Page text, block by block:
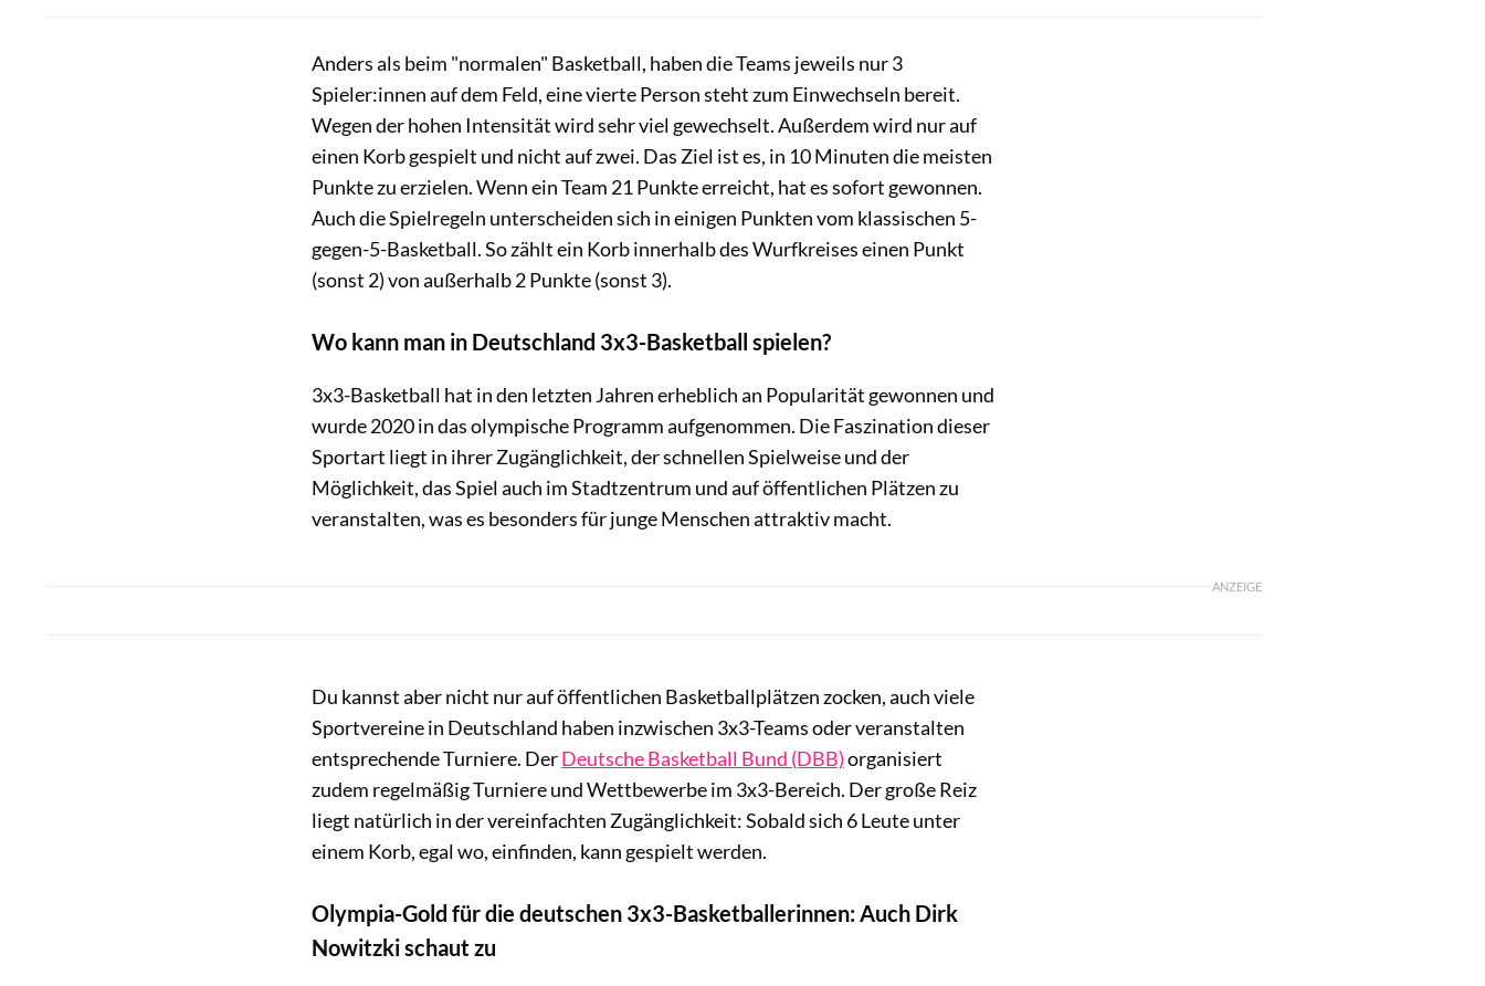
Anders als beim "normalen" Basketball, haben die Teams jeweils nur 3
Spieler:innen auf dem Feld, eine vierte Person steht zum Einwechseln bereit.
Wegen der hohen Intensität wird sehr viel gewechselt. Außerdem wird nur auf
einen Korb gespielt und nicht auf zwei. Das Ziel ist es, in 10 Minuten die meisten
Punkte zu erzielen. Wenn ein Team 21 Punkte erreicht, hat es sofort gewonnen.
Auch die Spielregeln unterscheiden sich in einigen Punkten vom klassischen 5-
gegen-5-Basketball. So zählt ein Korb innerhalb des Wurfkreises einen Punkt
(sonst 2) von außerhalb 2 Punkte (sonst 3).
Wo kann man in Deutschland 3x3-Basketball spielen?
3x3-Basketball hat in den letzten Jahren erheblich an Popularität gewonnen und
wurde 2020 in das olympische Programm aufgenommen. Die Faszination dieser
Sportart liegt in ihrer Zugänglichkeit, der schnellen Spielweise und der
Möglichkeit, das Spiel auch im Stadtzentrum und auf öffentlichen Plätzen zu
veranstalten, was es besonders für junge Menschen attraktiv macht.
ANZEIGE
Du kannst aber nicht nur auf öffentlichen Basketballplätzen zocken, auch viele
Sportvereine in Deutschland haben inzwischen 3x3-Teams oder veranstalten
entsprechende Turniere. DerDeutsche Basketball Bund (DBB)organisiert
zudem regelmäßig Turniere und Wettbewerbe im 3x3-Bereich. Der große Reiz
liegt natürlich in der vereinfachten Zugänglichkeit: Sobald sich 6 Leute unter
einem Korb, egal wo, einfinden, kann gespielt werden.
Olympia-Gold für die deutschen 3x3-Basketballerinnen: Auch Dirk
Nowitzki schaut zu